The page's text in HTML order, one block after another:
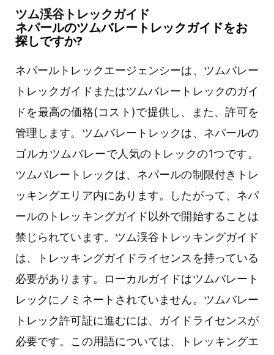
ツム渓谷トレックガイド
ネパールのツムバレートレックガイドをお
探しですか?
ネパールトレックエージェンシーは、ツムバレー
トレックガイドまたはツムバレートレックのガイ
ドを最高の価格(コスト)で提供し、また、許可を
管理します。ツムバレートレックは、ネパールの
ゴルカツムバレーで人気のトレックの1つです。
ツムバレートレックは、ネパールの制限付きトレ
ッキングエリア内にあります。したがって、ネパ
ールのトレッキングガイド以外で開始することは
禁じられています。ツム渓谷トレッキングガイド
は、トレッキングガイドライセンスを持っている
必要があります。ローカルガイドはツムバレート
レックにノミネートされていません。ツムバレー
トレック許可証に進むには、ガイドライセンスが
必要です。この用語については、トレッキングエ